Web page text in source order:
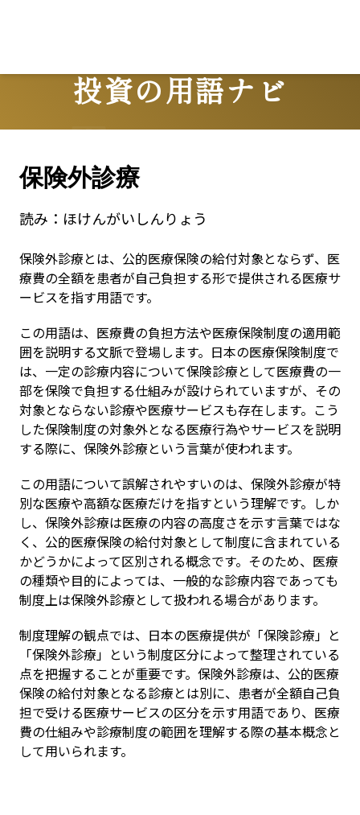
投資の用語ナビ
Terms
保険外診療
読み： ほけんがいしんりょう
保険外診療とは、公的医療保険の給付対象とならず、医
療費の全額を患者が自己負担する形で提供される医療サ
ービスを指す用語です。
この用語は、医療費の負担方法や医療保険制度の適用範
囲を説明する文脈で登場します。日本の医療保険制度で
は、一定の診療内容について保険診療として医療費の一
部を保険で負担する仕組みが設けられていますが、その
対象とならない診療や医療サービスも存在します。こう
した保険制度の対象外となる医療行為やサービスを説明
する際に、保険外診療という言葉が使われます。
この用語について誤解されやすいのは、保険外診療が特
別な医療や高額な医療だけを指すという理解です。しか
し、保険外診療は医療の内容の高度さを示す言葉ではな
く、公的医療保険の給付対象として制度に含まれている
かどうかによって区別される概念です。そのため、医療
の種類や目的によっては、一般的な診療内容であっても
制度上は保険外診療として扱われる場合があります。
制度理解の観点では、日本の医療提供が「保険診療」と
「保険外診療」という制度区分によって整理されている
点を把握することが重要です。保険外診療は、公的医療
保険の給付対象となる診療とは別に、患者が全額自己負
担で受ける医療サービスの区分を示す用語であり、医療
費の仕組みや診療制度の範囲を理解する際の基本概念と
して用いられます。